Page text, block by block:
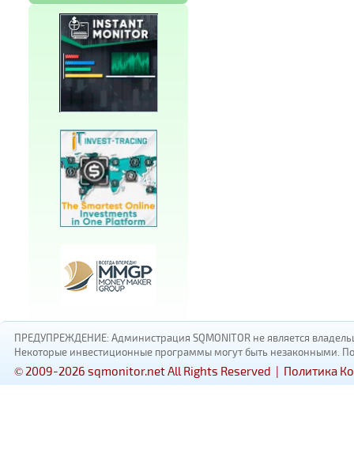
ПРЕДУПРЕЖДЕНИЕ: Администрация SQMONITOR не является
Некоторые инвестиционные программы могут быть незаконными.
© 2009-2026 sqmonitor.net All Rights Reserved | Политика